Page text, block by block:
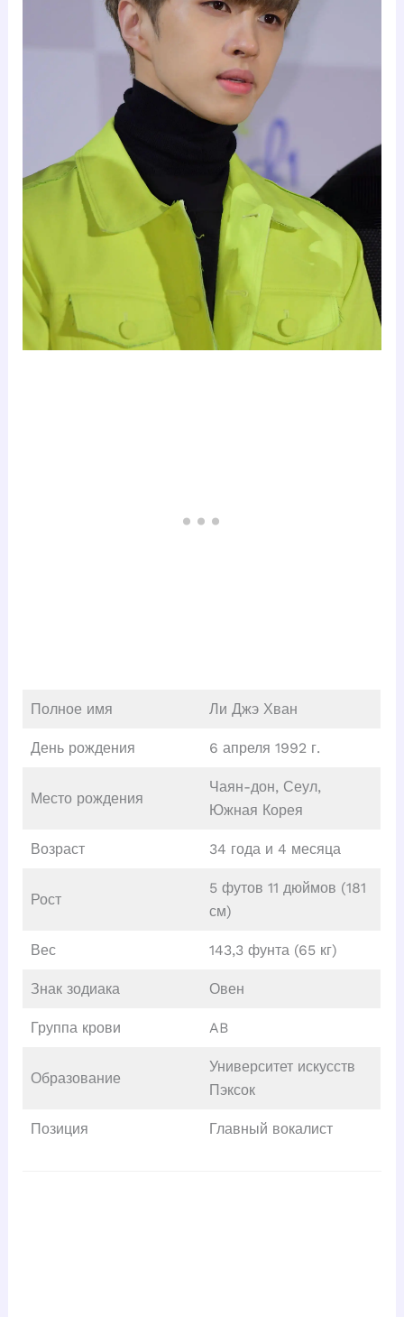
Полное имя Ли Джэ Хван
День рождения 6 апреля 1992 г.
Место рождения
Чаян-дон, Сеул,
Южная Корея
Возраст 34 года и 4 месяца
Рост
5 футов 11 дюймов (181
см)
Вес 143,3 фунта (65 кг)
Знак зодиака Овен
Группа крови AB
Образование
Университет искусств
Пэксок
Позиция Главный вокалист